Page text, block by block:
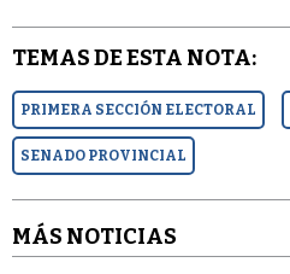
TEMAS DE ESTA NOTA:
PRIMERA SECCIÓN ELECTORAL
SENADO PROVINCIAL
MÁS NOTICIAS